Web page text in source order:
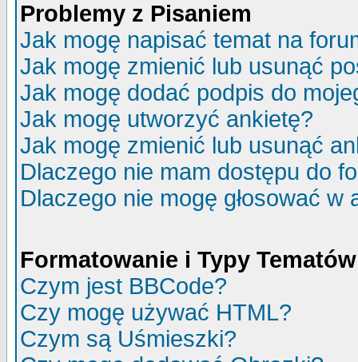
Problemy z Pisaniem
Jak mogę napisać temat na
Jak mogę zmienić lub usunąć
Jak mogę dodać podpis do
Jak mogę utworzyć ankietę?
Jak mogę zmienić lub usunąć
Dlaczego nie mam dostępu do
Dlaczego nie mogę głosować w
Formatowanie i Typy Tematów
Czym jest BBCode?
Czy mogę używać HTML?
Czym są Uśmieszki?